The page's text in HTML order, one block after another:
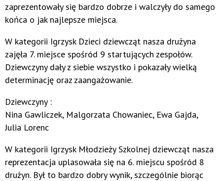
zaprezentowały się bardzo dobrze i walczyły do samego
końca o jak najlepsze miejsca.
W kategorii Igrzysk Dzieci dziewcząt nasza drużyna
zajęła 7. miejsce spośród 9 startujących zespołów.
Dziewczyny dały z siebie wszystko i pokazały wielką
determinację oraz zaangażowanie.
Dziewczyny :
Nina Gawliczek, Malgorzata Chowaniec, Ewa Gajda,
Julia Lorenc
W kategorii Igrzysk Młodzieży Szkolnej dziewcząt nasza
reprezentacja uplasowała się na 6. miejscu spośród 8
drużyn. Był to bardzo dobry wynik, szczególnie biorąc